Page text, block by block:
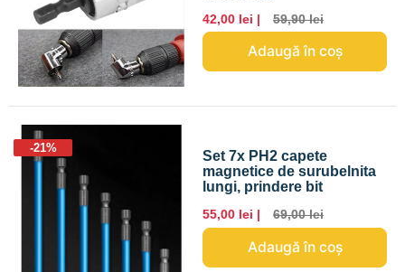
42,00 lei | 59,90 lei
Adaugă în coș
-21%
Set 7x PH2 capete
magnetice de surubelnita
lungi, prindere bit
55,00 lei | 69,00 lei
Adaugă în coș